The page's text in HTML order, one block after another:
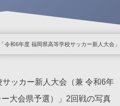
「令和6年度 福岡県高等学校サッカー新人大会
サッカー新人大会（兼 令和6年
大会県予選）」2回戦の写真